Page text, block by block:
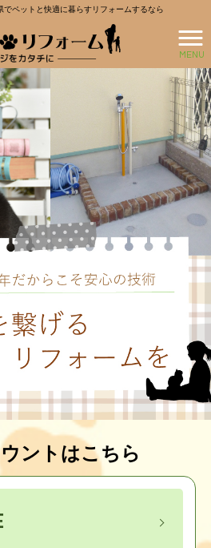
でペットと快適に暮らすリフォームするなら
MENU
ントはこちら